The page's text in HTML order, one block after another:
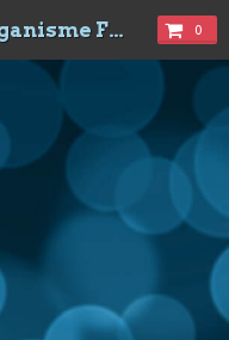
JPC FORMATIONS - Organisme Formations à Dijon 0